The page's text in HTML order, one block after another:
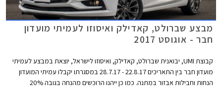
מבצע שברולט, קאדילק ואיסוזו לעמיתי מועדון
חבר - אוגוסט 2017
קבוצת UMI, יבואנית שברולט, קאדילק, ואיסוזו לישראל, יוצאת במבצע לעמיתי
מועדון חבר בין התאריכים 22.8.17 - 28.7.17 במסגרתו יקבלו עמיתי המועדון
הנחות וחבילות אבזור במתנה. כמו כן ייהנו הרוכשים מהנחה בגובה 20%